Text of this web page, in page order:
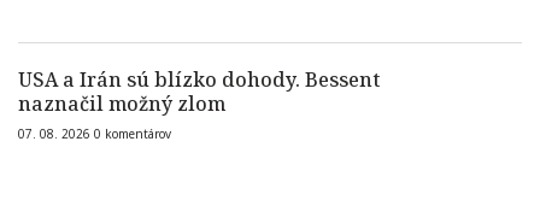
USA a Irán sú blízko dohody. Bessent
naznačil možný zlom
07. 08. 2026 0 komentárov